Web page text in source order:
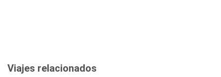
Viajes relacionados